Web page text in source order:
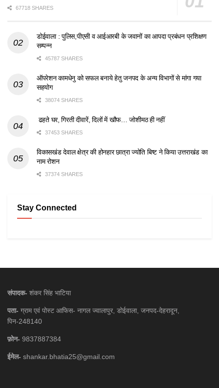
67718 SHARES
डोईवाला : पुलिस,पीएसी व आईआरबी के जवानों का आपदा प्रबंधन प्रशिक्षण
सम्पन्न
45787 SHARES
ऑपरेशन कामधेनु को सफल बनाये हेतु जनपद के अन्य विभागों से मांगा गया
सहयोग
38074 SHARES
ढहते घर, गिरती दीवारें, दिलों में खौफ… जोशीमठ ही नहीं
37453 SHARES
विकासखंड देवाल क्षेत्र की होनहार छात्रा ज्योति बिष्ट ने किया उत्तराखंड का
नाम रोशन
37374 SHARES
Stay Connected
संपादक- शंकर सिंह भाटिया
पता- ग्राम एवं पोस्ट आफिस- नागल ज्वालापुर, डोईवाला, जनपद-देहरादून,
पिन-248140
फ़ोन- 9837887384
ईमेल- shankar.bhatia25@gmail.com